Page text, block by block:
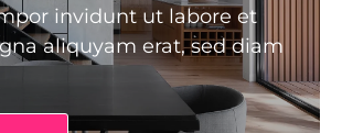
invidunt ut labore et
aliquyam erat, sed diam